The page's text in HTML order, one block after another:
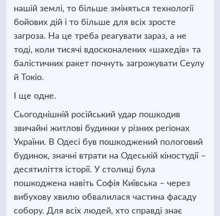
нашій землі, то більше зміняться технології
бойових дій і то більше для всіх зросте
загроза. На це треба реагувати зараз, а не
тоді, коли тисячі вдосконалених «шахедів» та
балістичних ракет почнуть загрожувати Сеулу
й Токіо.
І ще одне.
Сьогоднішній російський удар пошкодив
звичайні житлові будинки у різних регіонах
України. В Одесі був пошкоджений пологовий
будинок, значні втрати на Одеській кіностудії –
десятиліття історії. У столиці була
пошкоджена навіть Софія Київська – через
вибухову хвилю обвалилася частина фасаду
собору. Для всіх людей, хто справді знає